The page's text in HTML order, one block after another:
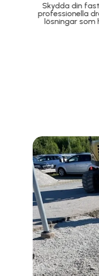
Vi utför
små